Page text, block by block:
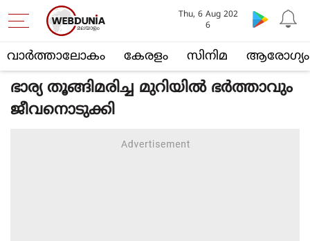
വാര്‍ത്താലോകം കേരളം സിനിമ ആരോഗ്യം
Thu, 6 Aug 202
6
ഭാര്യ തൂങ്ങിമരിച്ച മുറിയില്‍ ഭര്‍ത്താവും
ജീവനൊടുക്കി